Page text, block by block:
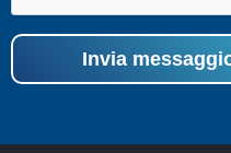
Invia